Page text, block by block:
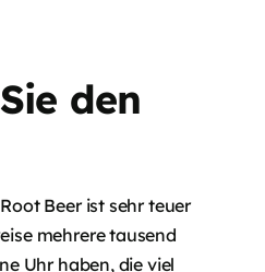
den
Beer ist sehr teuer
mehrere tausend
Uhr haben, die viel